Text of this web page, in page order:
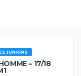
JUNIORS
– 17/18